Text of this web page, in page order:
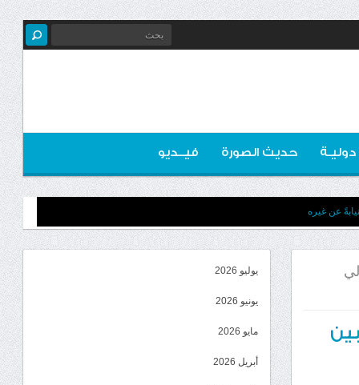
دوليـة حديث الصورة فيــديو
عن غيره
يوليو 2026
يونيو 2026
مايو 2026
أبريل 2026